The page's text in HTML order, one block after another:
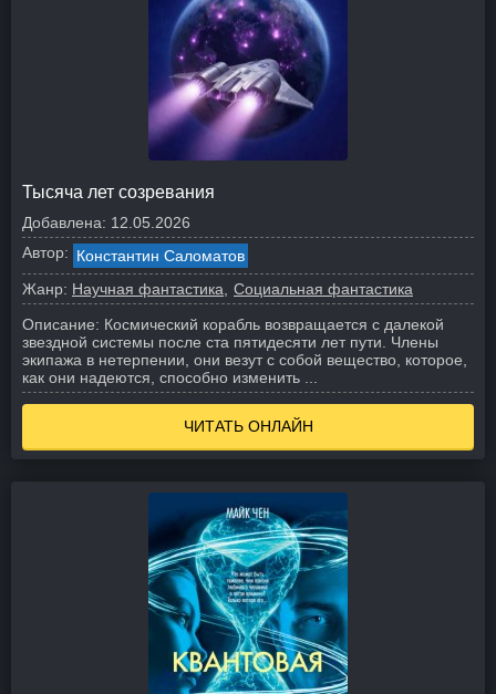
Тысяча лет созревания
Добавлена: 12.05.2026
Автор: Константин Саломатов
Жанр: Научная фантастика
Социальная фантастика
Описание: Космический корабль возвращается с далекой
звездной системы после ста пятидесяти лет пути. Члены
экипажа в нетерпении, они везут с собой вещество, которое,
как они надеются, способно изменить ...
ЧИТАТЬ ОНЛАЙН